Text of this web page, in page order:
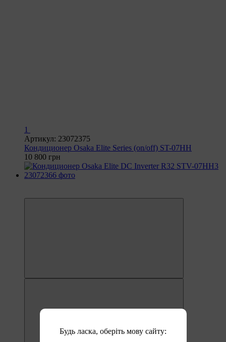
1
Артикул: 23072375
Кондиционер Osaka Elite Series (on/off) ST-07HH
10 800 грн
Будь ласка, оберіть мову сайту: